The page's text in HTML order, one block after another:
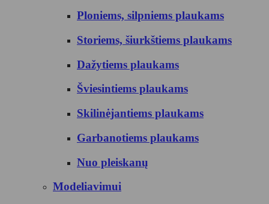
Ploniems, silpniems plaukams
Storiems, šiurkštiems plaukams
Dažytiems plaukams
Šviesintiems plaukams
Skilinėjantiems plaukams
Garbanotiems plaukams
Nuo pleiskanų
Modeliavimui